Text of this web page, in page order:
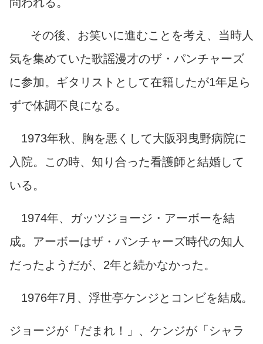
その後、お笑いに進むことを考え、当時人
気を集めていた歌謡漫才のザ・パンチャーズ
に参加。ギタリストとして在籍したが1年足ら
ずで体調不良になる。
1973年秋、胸を悪くして大阪羽曳野病院に
入院。この時、知り合った看護師と結婚して
いる。
1974年、ガッツジョージ・アーボーを結
成。アーボーはザ・パンチャーズ時代の知人
だったようだが、2年と続かなかった。
1976年7月、浮世亭ケンジとコンビを結成。
ジョージが「だまれ！」、ケンジが「シャラ